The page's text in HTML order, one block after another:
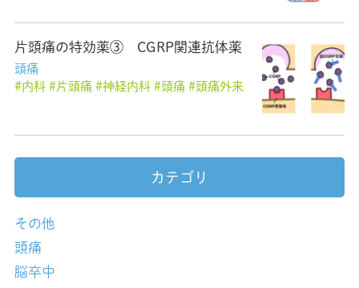
片頭痛の特効薬③ CGRP関連抗体薬
頭痛
内科
片頭痛 神経内科 頭痛 頭痛外来
カテゴリ
その他
頭痛
脳卒中